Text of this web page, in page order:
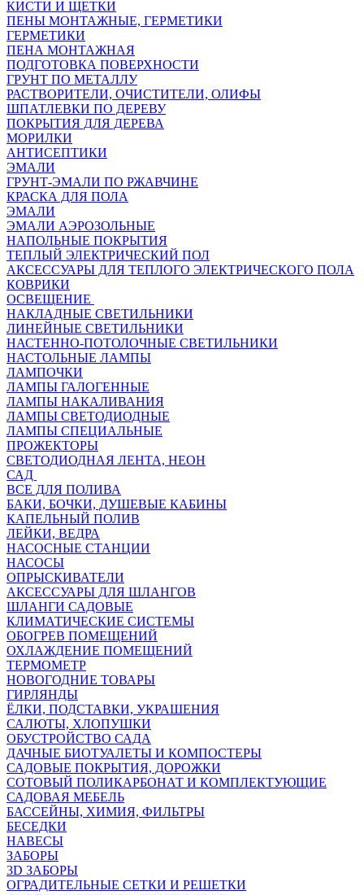
КИСТИ И ЩЕТКИ
ПЕНЫ МОНТАЖНЫЕ, ГЕРМЕТИКИ
ГЕРМЕТИКИ
ПЕНА МОНТАЖНАЯ
ПОДГОТОВКА ПОВЕРХНОСТИ
ГРУНТ ПО МЕТАЛЛУ
РАСТВОРИТЕЛИ, ОЧИСТИТЕЛИ, ОЛИФЫ
ШПАТЛЕВКИ ПО ДЕРЕВУ
ПОКРЫТИЯ ДЛЯ ДЕРЕВА
МОРИЛКИ
АНТИСЕПТИКИ
ЭМАЛИ
ГРУНТ-ЭМАЛИ ПО РЖАВЧИНЕ
КРАСКА ДЛЯ ПОЛА
ЭМАЛИ
ЭМАЛИ АЭРОЗОЛЬНЫЕ
НАПОЛЬНЫЕ ПОКРЫТИЯ
ТЕПЛЫЙ ЭЛЕКТРИЧЕСКИЙ ПОЛ
АКСЕССУАРЫ ДЛЯ ТЕПЛОГО ЭЛЕКТРИЧЕСКОГО ПОЛА
КОВРИКИ
ОСВЕЩЕНИЕ
НАКЛАДНЫЕ СВЕТИЛЬНИКИ
ЛИНЕЙНЫЕ СВЕТИЛЬНИКИ
НАСТЕННО-ПОТОЛОЧНЫЕ СВЕТИЛЬНИКИ
НАСТОЛЬНЫЕ ЛАМПЫ
ЛАМПОЧКИ
ЛАМПЫ ГАЛОГЕННЫЕ
ЛАМПЫ НАКАЛИВАНИЯ
ЛАМПЫ СВЕТОДИОДНЫЕ
ЛАМПЫ СПЕЦИАЛЬНЫЕ
ПРОЖЕКТОРЫ
СВЕТОДИОДНАЯ ЛЕНТА, НЕОН
САД
ВСЕ ДЛЯ ПОЛИВА
БАКИ, БОЧКИ, ДУШЕВЫЕ КАБИНЫ
КАПЕЛЬНЫЙ ПОЛИВ
ЛЕЙКИ, ВЕДРА
НАСОСНЫЕ СТАНЦИИ
НАСОСЫ
ОПРЫСКИВАТЕЛИ
АКСЕССУАРЫ ДЛЯ ШЛАНГОВ
ШЛАНГИ САДОВЫЕ
КЛИМАТИЧЕСКИЕ СИСТЕМЫ
ОБОГРЕВ ПОМЕЩЕНИЙ
ОХЛАЖДЕНИЕ ПОМЕЩЕНИЙ
ТЕРМОМЕТР
НОВОГОДНИЕ ТОВАРЫ
ГИРЛЯНДЫ
ЁЛКИ, ПОДСТАВКИ, УКРАШЕНИЯ
САЛЮТЫ, ХЛОПУШКИ
ОБУСТРОЙСТВО САДА
ДАЧНЫЕ БИОТУАЛЕТЫ И КОМПОСТЕРЫ
САДОВЫЕ ПОКРЫТИЯ, ДОРОЖКИ
СОТОВЫЙ ПОЛИКАРБОНАТ И КОМПЛЕКТУЮЩИЕ
САДОВАЯ МЕБЕЛЬ
БАССЕЙНЫ, ХИМИЯ, ФИЛЬТРЫ
БЕСЕДКИ
НАВЕСЫ
ЗАБОРЫ
3D ЗАБОРЫ
ОГРАДИТЕЛЬНЫЕ СЕТКИ И РЕШЕТКИ